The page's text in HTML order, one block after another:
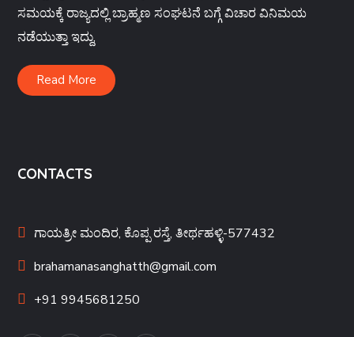
ಸಮಯಕ್ಕೆ ರಾಜ್ಯದಲ್ಲಿ ಬ್ರಾಹ್ಮಣ ಸಂಘಟನೆ ಬಗ್ಗೆ ವಿಚಾರ ವಿನಿಮಯ
ನಡೆಯುತ್ತಾ ಇದ್ದು,
Read More
CONTACTS
ಗಾಯತ್ರೀ ಮಂದಿರ, ಕೊಪ್ಪ ರಸ್ತೆ, ತೀರ್ಥಹಳ್ಳಿ-577432
brahamanasanghatth@gmail.com
+91 9945681250